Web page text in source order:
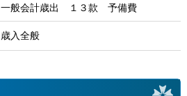
一般会計歳出 １３款 予備費
歳入全般